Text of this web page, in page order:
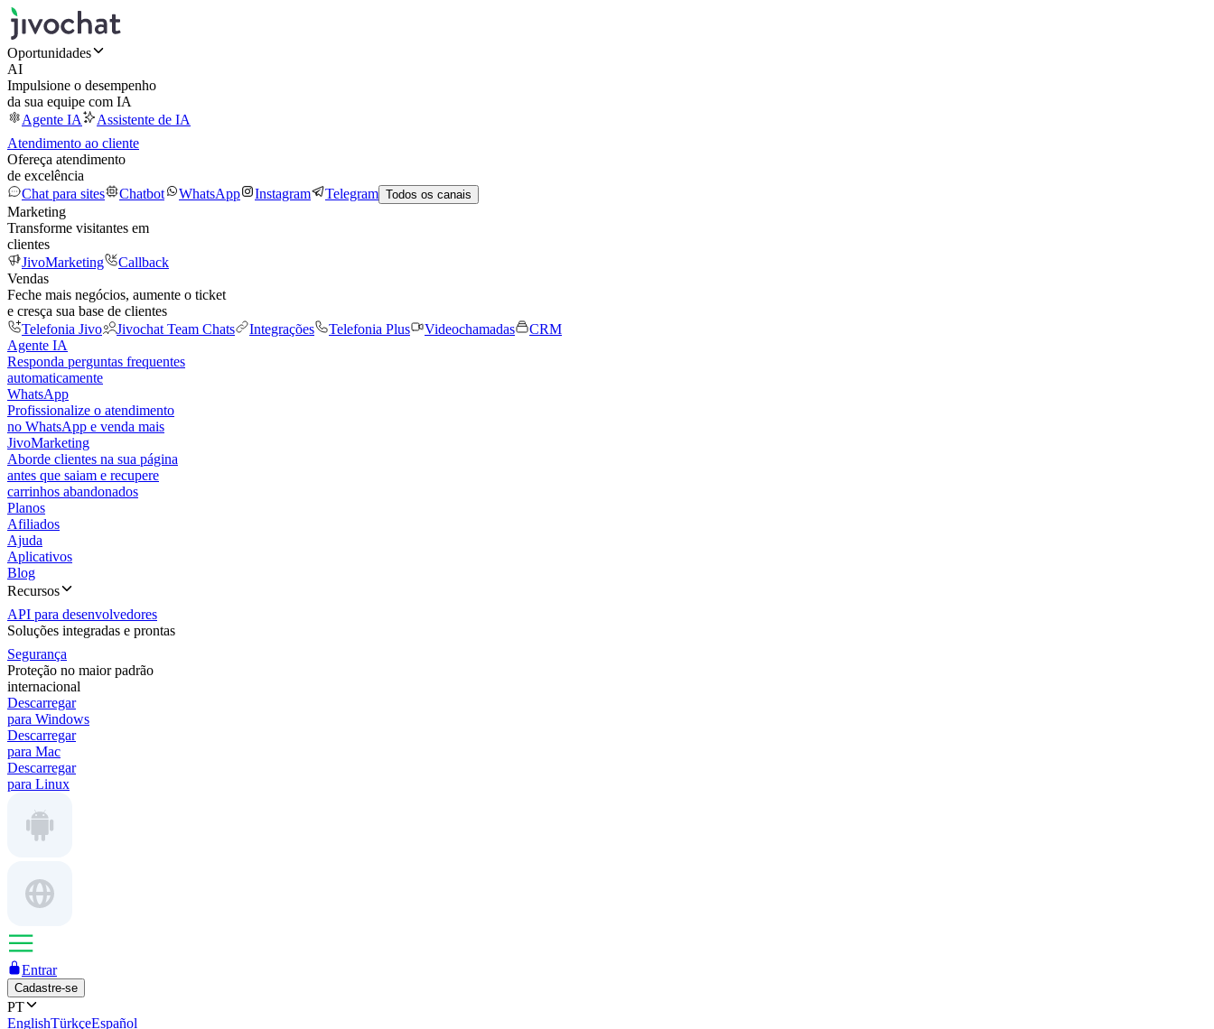
Oportunidades
AI
Impulsione o desempenho
da sua equipe com IA
Agente IA
Assistente de IA
Atendimento ao cliente
Ofereça atendimento
de excelência
Chat para sites
Chatbot WhatsApp Instagram Telegram Todos os canais
Marketing
Transforme visitantes em
clientes
JivoMarketing
Callback
Vendas
Feche mais negócios, aumente o ticket
e cresça sua base de clientes
Telefonia Jivo
Jivochat Team Chats Integrações Telefonia Plus Videochamadas
CRM
Agente IA
Responda perguntas frequentes
automaticamente
WhatsApp
Profissionalize o atendimento
no WhatsApp e venda mais
JivoMarketing
Aborde clientes na sua página
antes que saiam e recupere
carrinhos abandonados
Planos
Afiliados
Ajuda
Aplicativos
Blog
Recursos
API para desenvolvedores
Soluções integradas e prontas
Segurança
Proteção no maior padrão
internacional
Descarregar
para Windows
Descarregar
para Mac
Descarregar
para Linux
Entrar
Cadastre-se
PT
EnglishTürkçeEspañol